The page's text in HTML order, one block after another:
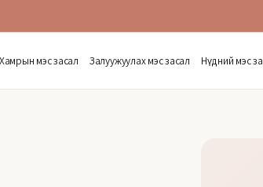
мэс засал Залуужуулах мэс засал Нүдний мэс